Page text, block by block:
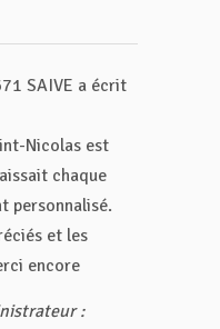
SAIVE a écrit
Nicolas est
chaque
personnalisé.
et les
encore
: